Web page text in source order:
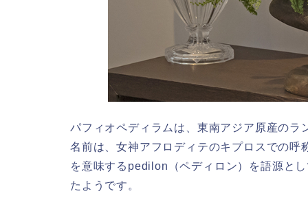
パフィオペディラムは、東南アジア原産の
名前は、女神アフロディテのキプロスでの
を意味するpedilon（ペディロン）を語源と
たようです。